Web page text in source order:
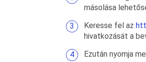
másolása
Keresse fel az
hivatkozását a
Ezután nyomja